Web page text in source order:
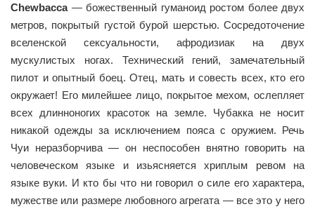
Chewbacca— божественный гуманоид ростом более двух
метров, покрытый густой бурой шерстью. Сосредоточение
вселенской сексуальности, афродизиак на двух
мускулистых ногах. Технический гений, замечательный
пилот и опытный боец. Отец, мать и совесть всех, кто его
окружает! Его милейшее лицо, покрытое мехом, ослепляет
всех длинноногих красоток на земле. Чубакка не носит
никакой одежды за исключением пояса с оружием. Речь
Чуи неразборчива — он неспособен внятно говорить на
человеческом языке и изьясняется хриплым ревом на
языке вуки. И кто бы что ни говорил о силе его характера,
мужестве или размере любовного агрегата — все это у него